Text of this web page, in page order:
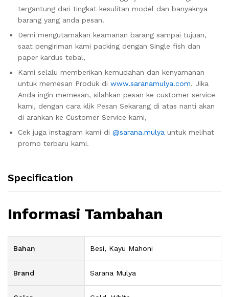
tergantung dari tingkat kesulitan model dan banyaknya
barang yang anda pesan.
Demi mengutamakan keamanan barang sampai tujuan,
saat pengiriman kami packing dengan Single fish dan
paper kardus tebal,
Kami selalu memberikan kemudahan dan kenyamanan
untuk memesan Produk di www.saranamulya.com. Jika
Anda ingin memesan, silahkan pesan ke customer service
kami, dengan cara klik Pesan Sekarang di atas nanti akan
di arahkan ke Customer Service kami,
Cek juga instagram kami di @sarana.mulya untuk melihat
promo terbaru kami.
Specification
Informasi Tambahan
Bahan Besi, Kayu Mahoni
Brand Sarana Mulya